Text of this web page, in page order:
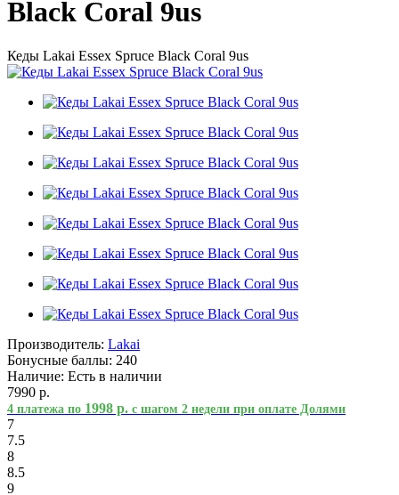
Black Coral 9us
Кеды Lakai Essex Spruce Black Coral 9us
Производитель: Lakai
Бонусные баллы: 240
Наличие: Есть в наличии
7990 р.
4 платежа по 1998 р. с шагом 2 недели при оплате Долями
7
7.5
8
8.5
9